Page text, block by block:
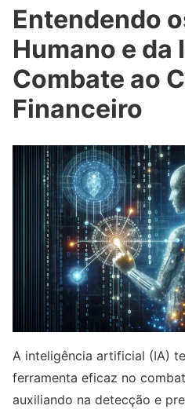
Entendendo
Humano e da
Combate ao
Financeiro
A inteligência artificial (IA)
ferramenta eficaz no
auxiliando na detecção e